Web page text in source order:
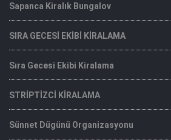
Sapanca Kiralık Bungalov
SIRA GECESİ EKİBİ KİRALAMA
Sıra Gecesi Ekibi Kiralama
STRİPTİZCİ KİRALAMA
Sünnet Dügünü Organizasyonu